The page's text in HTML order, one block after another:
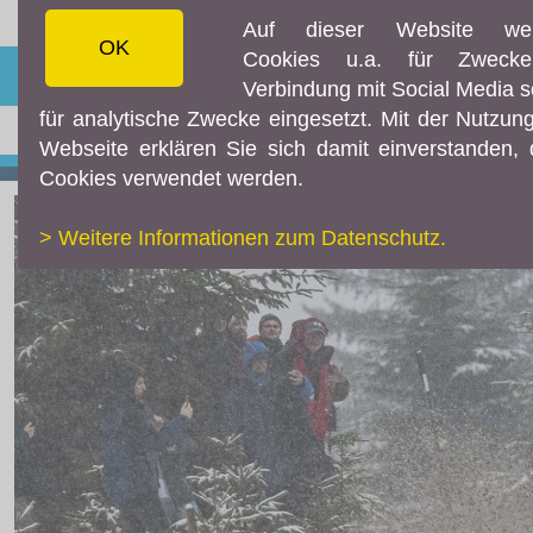
☰ MENÜ
AKTUELLES
Aktuelles
Livestream
Instagram
Facebook
Fotos & Videos
TEILNEHMER
Downloads
OK
Auf dieser Website
Cookies u.a. für
Verbindung mit Social Media
für analytische Zwecke eingesetzt. Mit der
Webseite erklären Sie sich damit einverstanden,
Cookies verwendet werden.
> Weitere Informationen zum Datenschutz.